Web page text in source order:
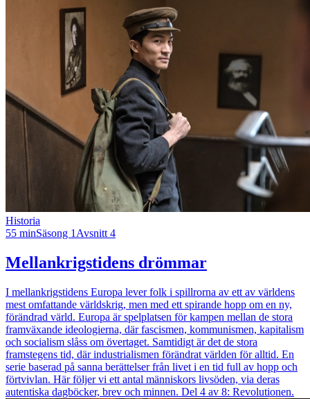
Historia
55 minSäsong 1 Avsnitt 4
Mellankrigstidens drömmar
I mellankrigstidens Europa lever folk i spillrorna av ett av världens
mest omfattande världskrig, men med ett spirande hopp om en ny,
förändrad värld. Europa är spelplatsen för kampen mellan de stora
framväxande ideologierna, där fascismen, kommunismen, kapitalism
och socialism slåss om övertaget. Samtidigt är det de stora
framstegens tid, där industrialismen förändrat världen för alltid. En
serie baserad på sanna berättelser från livet i en tid full av hopp och
förtvivlan. Här följer vi ett antal människors livsöden, via deras
autentiska dagböcker, brev och minnen. Del 4 av 8: Revolutionen.